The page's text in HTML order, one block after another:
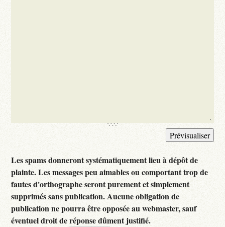
Les spams donneront systématiquement lieu à dépôt de
plainte. Les messages peu aimables ou comportant trop de
fautes d'orthographe seront purement et simplement
supprimés sans publication. Aucune obligation de
publication ne pourra être opposée au webmaster, sauf
éventuel droit de réponse dûment justifié.